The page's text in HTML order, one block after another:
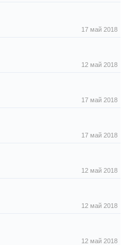
17 май 2018
12 май 2018
17 май 2018
17 май 2018
12 май 2018
12 май 2018
12 май 2018